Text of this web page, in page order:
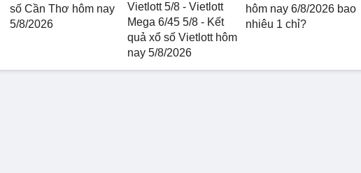
số Cần Thơ hôm nay
5/8/2026
Vietlott 5/8 - Vietlott
Mega 6/45 5/8 - Kết
quả xổ số Vietlott hôm
nay 5/8/2026
hôm nay 6/8/2026 bao
nhiêu 1 chỉ?